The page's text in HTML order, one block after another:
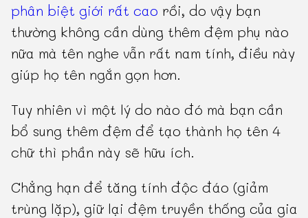
phân biệt giới rất cao rồi, do vậy bạn
thường không cần dùng thêm đệm phụ nào
nữa mà tên nghe vẫn rất nam tính, điều này
giúp họ tên ngắn gọn hơn.
Tuy nhiên vì một lý do nào đó mà bạn cần
bổ sung thêm đệm để tạo thành họ tên 4
chữ thì phần này sẽ hữu ích.
Chẳng hạn để tăng tính độc đáo (giảm
trùng lặp), giữ lại đệm truyền thống của gia